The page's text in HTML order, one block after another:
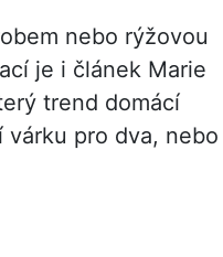
nebo rýžovou
je i článek Marie
trend domácí
várku pro dva, nebo